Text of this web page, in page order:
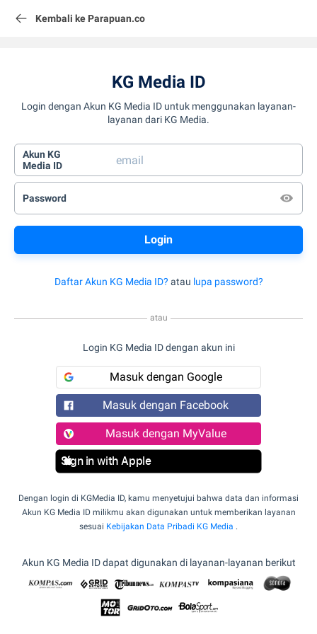
Kembali ke Parapuan.co
KG Media ID
Login dengan Akun KG Media ID untuk menggunakan layanan-
layanan dari KG Media.
Akun KG
Media ID
Password
Daftar Akun KG Media ID? atau lupa password?
atau
Login KG Media ID dengan akun ini
Masuk dengan Google
Masuk dengan Facebook
Masuk dengan MyValue
Sign in with Apple
Dengan login di KGMedia ID, kamu menyetujui bahwa data dan informasi
Akun KG Media ID milikmu akan digunakan untuk memberikan layanan
sesuai Kebijakan Data Pribadi KG Media .
Akun KG Media ID dapat digunakan di layanan-layanan berikut